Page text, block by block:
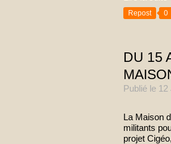
Repost 0
DU 15
Publié le 12
La Maison
militants
projet